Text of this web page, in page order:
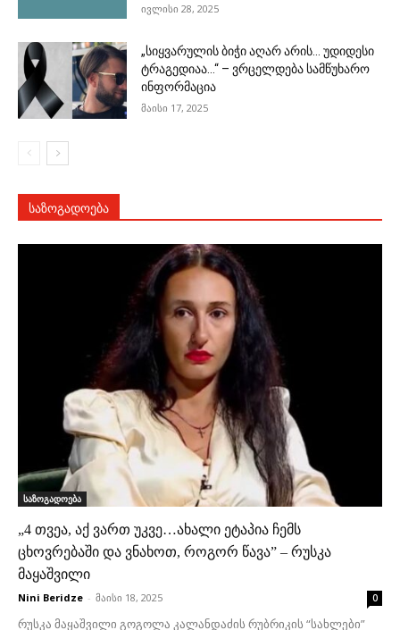
ივლისი 28, 2025
„სიყვარულის ბიჭი აღარ არის… უდიდესი
ტრაგედიაა…“ – ვრცელდება სამწუხარო
ინფორმაცია
მაისი 17, 2025
ᲡᲐᲖᲝᲒᲐᲓᲝᲔᲑᲐ
საზოგადოება
„4 თვეა, აქ ვართ უკვე…ახალი ეტაპია ჩემს
ცხოვრებაში და ვნახოთ, როგორ წავა” – რუსკა
მაყაშვილი
Nini Beridze - მაისი 18, 2025 0
რუსკა მაყაშვილი გოგოლა კალანდაძის რუბრიკის “სახლები”